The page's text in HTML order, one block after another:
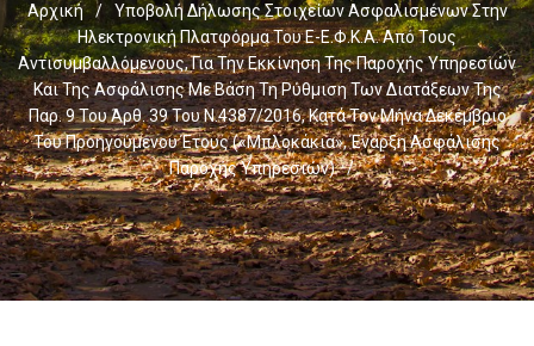
Αρχική /
Υποβολή Δήλωσης Στοιχείων Ασφαλισμένων Στην
Ηλεκτρονική Πλατφόρμα Του E-Ε.Φ.Κ.Α. Από Τους
Αντισυμβαλλόμενους, Για Την Εκκίνηση Της Παροχής Υπηρεσιών
Και Της Ασφάλισης Με Βάση Τη Ρύθμιση Των Διατάξεων Της
Παρ. 9 Του Άρθ. 39 Του Ν.4387/2016, Κατά Τον Μήνα Δεκέμβριο
Του Προηγούμενου Έτους («μπλοκάκια», Έναρξη Ασφάλισης
Παροχής Υπηρεσιών)
/